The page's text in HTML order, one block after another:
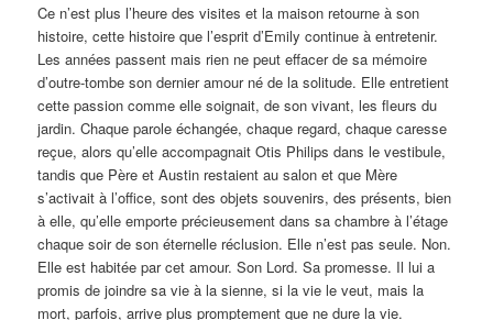
Ce n’est plus l’heure des visites et la maison retourne à son
histoire, cette histoire que l’esprit d’Emily continue à entretenir.
Les années passent mais rien ne peut effacer de sa mémoire
d’outre-tombe son dernier amour né de la solitude. Elle entretient
cette passion comme elle soignait, de son vivant, les fleurs du
jardin. Chaque parole échangée, chaque regard, chaque caresse
reçue, alors qu’elle accompagnait Otis Philips dans le vestibule,
tandis que Père et Austin restaient au salon et que Mère
s’activait à l’office, sont des objets souvenirs, des présents, bien
à elle, qu’elle emporte précieusement dans sa chambre à l’étage
chaque soir de son éternelle réclusion. Elle n’est pas seule. Non.
Elle est habitée par cet amour. Son Lord. Sa promesse. Il lui a
promis de joindre sa vie à la sienne, si la vie le veut, mais la
mort, parfois, arrive plus promptement que ne dure la vie.